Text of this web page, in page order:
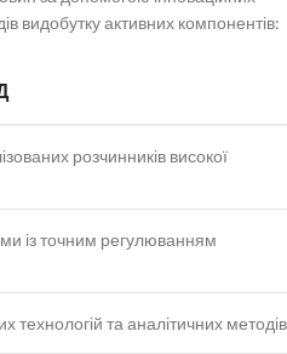
видобутку активних компонентів:
розчинників високої
із точним регулюванням
технологій та аналітичних методів